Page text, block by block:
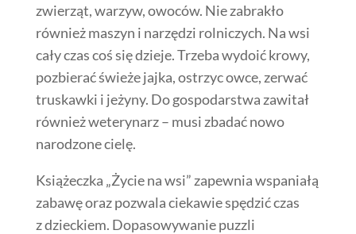
zwierząt, warzyw, owoców. Nie zabrakło
również maszyn i narzędzi rolniczych. Na wsi
cały czas coś się dzieje. Trzeba wydoić krowy,
pozbierać świeże jajka, ostrzyc owce, zerwać
truskawki i jeżyny. Do gospodarstwa zawitał
również weterynarz – musi zbadać nowo
narodzone cielę.
Książeczka „Życie na wsi” zapewnia wspaniałą
zabawę oraz pozwala ciekawie spędzić czas
z dzieckiem. Dopasowywanie puzzli